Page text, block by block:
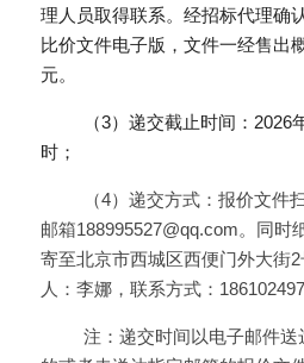
理人员取得联系。经招标代理确
比价文件电子版，文件一经售出
元。
时；
（4）递交方式：报价文件
邮箱188995527@qq.com。同时
寄至北京市西城区西便门外大街
人：李娜，联系方式：
注：递交时间以电子邮件